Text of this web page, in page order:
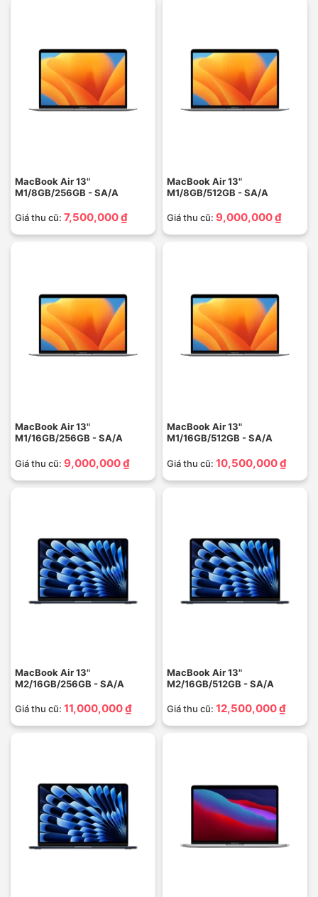
MacBook Air 13"
M1/8GB/256GB - SA/A
Giá thu cũ: 7,500,000 ₫
MacBook Air 13"
M1/8GB/512GB - SA/A
Giá thu cũ: 9,000,000 ₫
MacBook Air 13"
M1/16GB/256GB - SA/A
Giá thu cũ: 9,000,000 ₫
MacBook Air 13"
M1/16GB/512GB - SA/A
Giá thu cũ: 10,500,000 ₫
MacBook Air 13"
M2/16GB/256GB - SA/A
Giá thu cũ: 11,000,000 ₫
MacBook Air 13"
M2/16GB/512GB - SA/A
Giá thu cũ: 12,500,000 ₫